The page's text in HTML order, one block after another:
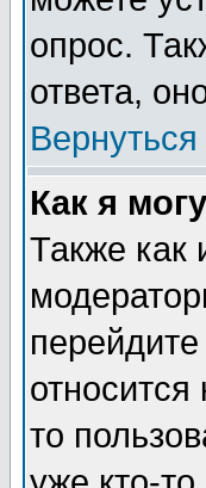
опрос.
ответа,
Как я
Также как
то